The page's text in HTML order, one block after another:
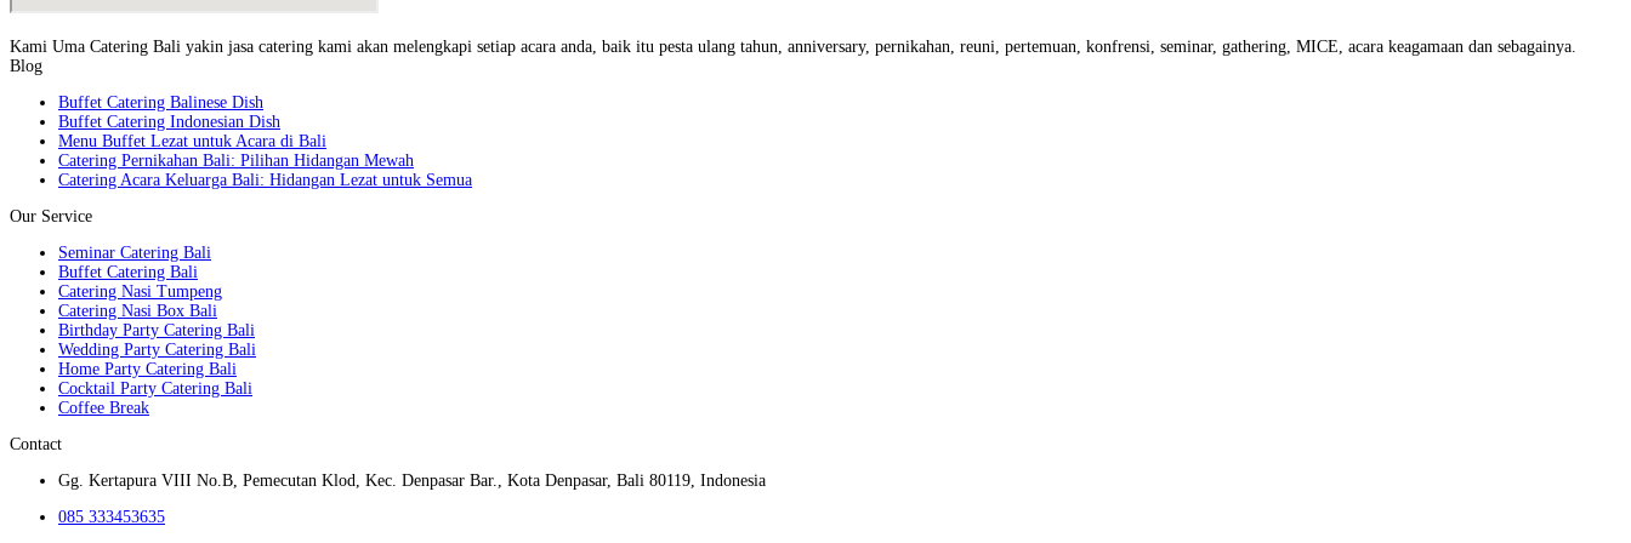
Kami Uma Catering Bali yakin jasa catering kami akan melengkapi setiap acara anda, baik itu pesta ulang tahun, anniversary, pernikahan, reuni, pertemuan, konfrensi, seminar, gathering, MICE, acara keagamaan dan sebagainya.
Blog
Buffet Catering Balinese Dish
Buffet Catering Indonesian Dish
Menu Buffet Lezat untuk Acara di Bali
Catering Pernikahan Bali: Pilihan Hidangan Mewah
Catering Acara Keluarga Bali: Hidangan Lezat untuk Semua
Our Service
Seminar Catering Bali
Buffet Catering Bali
Catering Nasi Tumpeng
Catering Nasi Box Bali
Birthday Party Catering Bali
Wedding Party Catering Bali
Home Party Catering Bali
Cocktail Party Catering Bali
Coffee Break
Contact
Gg. Kertapura VIII No.B, Pemecutan Klod, Kec. Denpasar Bar., Kota Denpasar, Bali 80119, Indonesia
085 333453635